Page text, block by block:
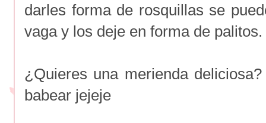
darles forma de rosquillas se
vaga y los deje en forma de palitos.
¿Quieres una merienda
babear jejeje